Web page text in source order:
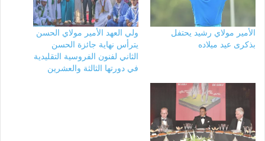
الأمير مولاي رشيد يحتفل
بذكرى عيد ميلاده
ولي العهد الأمير مولاي الحسن
يترأس نهاية جائزة الحسن
الثاني لفنون الفروسية التقليدية
في دورتها الثالثة والعشرين